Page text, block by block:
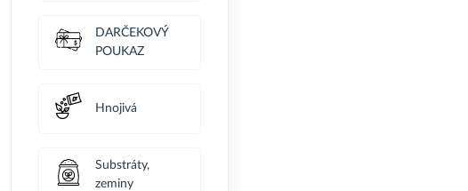
DARČEKOVÝ
POUKAZ
Hnojivá
Substráty,
zeminy